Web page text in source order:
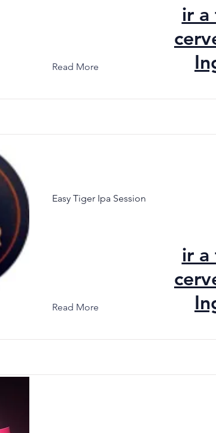
Read More
ir a
Easy Tiger Ipa Session
Read More
ir a